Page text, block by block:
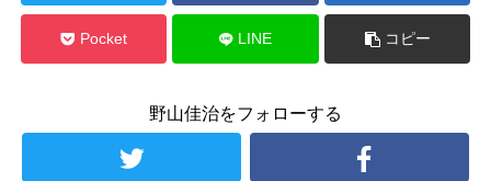
Pocket LINE コピー
野山佳治をフォローする